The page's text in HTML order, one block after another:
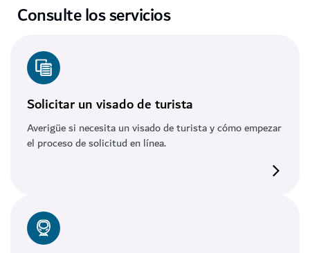
Consulte los servicios
Solicitar un visado de turista
Averigüe si necesita un visado de turista y cómo empezar
el proceso de solicitud en línea.